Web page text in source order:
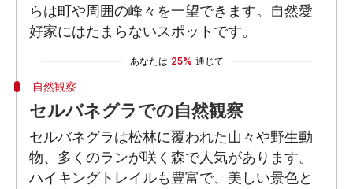
らは町や周囲の峰々を一望できます。自然愛
好家にはたまらないスポットです。
あなたは 25% 通じて
自然観察
セルバネグラでの自然観察
セルバネグラは松林に覆われた山々や野生動
物、多くのランが咲く森で人気があります。
ハイキングトレイルも豊富で、美しい景色と